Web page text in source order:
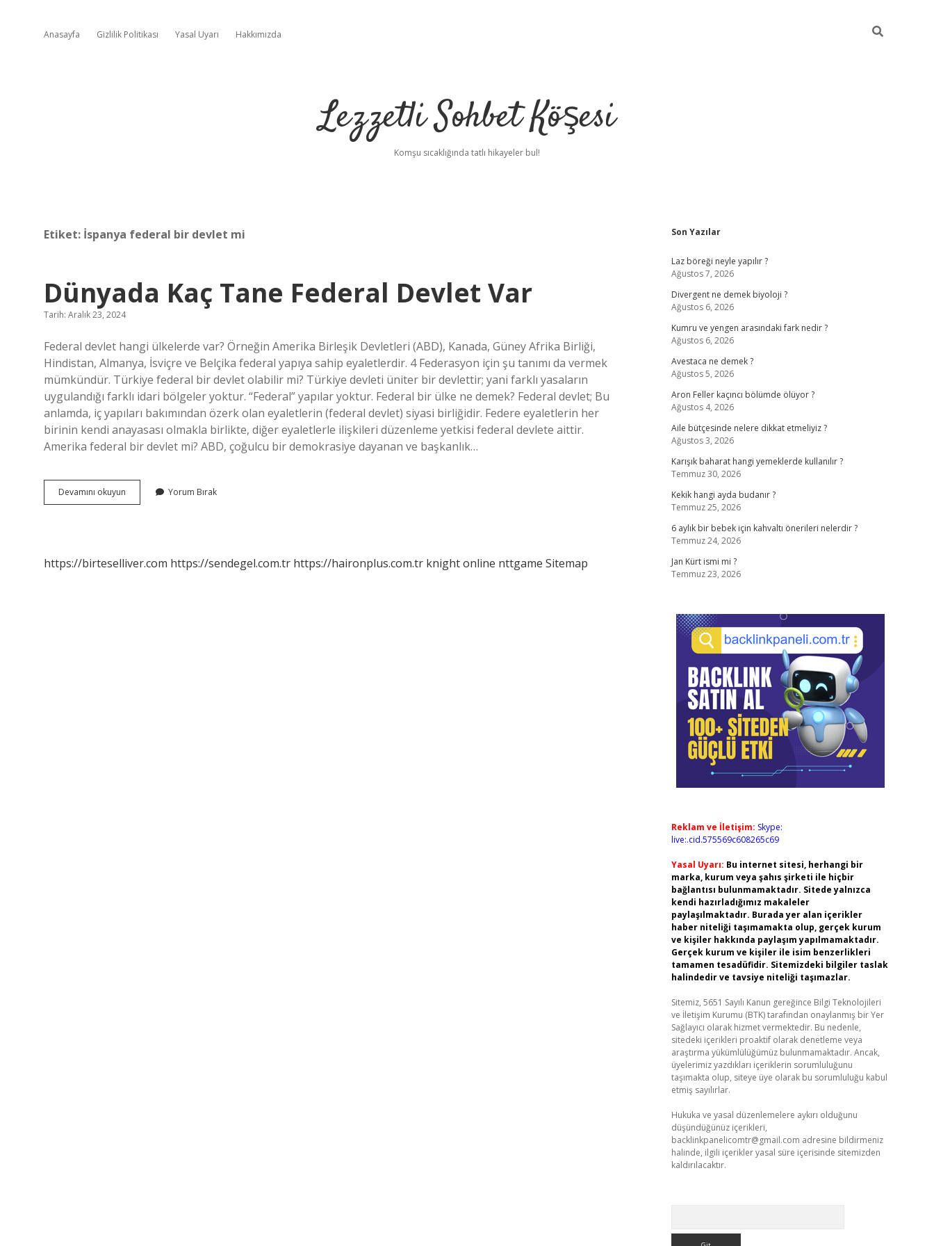
Anasayfa Gizlilik Politikası Yasal Uyarı Hakkımızda
Lezzetli Sohbet Köşesi
Komşu sıcaklığında tatlı hikayeler bul!
Etiket: İspanya federal bir devlet mi
Dünyada Kaç Tane Federal Devlet Var
Tarih: Aralık 23, 2024
Federal devlet hangi ülkelerde var? Örneğin Amerika Birleşik Devletleri (ABD), Kanada, Güney Afrika Birliği,
Hindistan, Almanya, İsviçre ve Belçika federal yapıya sahip eyaletlerdir. 4 Federasyon için şu tanımı da vermek
mümkündür. Türkiye federal bir devlet olabilir mi? Türkiye devleti üniter bir devlettir; yani farklı yasaların
uygulandığı farklı idari bölgeler yoktur. “Federal” yapılar yoktur. Federal bir ülke ne demek? Federal devlet; Bu
anlamda, iç yapıları bakımından özerk olan eyaletlerin (federal devlet) siyasi birliğidir. Federe eyaletlerin her
birinin kendi anayasası olmakla birlikte, diğer eyaletlerle ilişkileri düzenleme yetkisi federal devlete aittir.
Amerika federal bir devlet mi? ABD, çoğulcu bir demokrasiye dayanan ve başkanlık…
Devamını okuyun Dünyada
Kaç
Yorum Bırak
https://birteselliver.com https://sendegel.com.tr https://haironplus.com.tr knight online nttgame Sitemap
Sidebar
Son Yazılar
Laz böreği neyle yapılır ?
Ağustos 7, 2026
Divergent ne demek biyoloji ?
Ağustos 6, 2026
Kumru ve yengen arasındaki fark nedir ?
Ağustos 6, 2026
Avestaca ne demek ?
Ağustos 5, 2026
Aron Feller kaçıncı bölümde ölüyor ?
Ağustos 4, 2026
Aile bütçesinde nelere dikkat etmeliyiz ?
Ağustos 3, 2026
Karışık baharat hangi yemeklerde kullanılır ?
Temmuz 30, 2026
Kekik hangi ayda budanır ?
Temmuz 25, 2026
6 aylık bir bebek için kahvaltı önerileri nelerdir ?
Temmuz 24, 2026
Jan Kürt ismi mi ?
Temmuz 23, 2026
Reklam ve İletişim: Skype:
live:.cid.575569c608265c69
Yasal Uyarı: Bu internet sitesi, herhangi bir
marka, kurum veya şahıs şirketi ile hiçbir
bağlantısı bulunmamaktadır. Sitede yalnızca
kendi hazırladığımız makaleler
paylaşılmaktadır. Burada yer alan içerikler
haber niteliği taşımamakta olup, gerçek kurum
ve kişiler hakkında paylaşım yapılmamaktadır.
Gerçek kurum ve kişiler ile isim benzerlikleri
tamamen tesadüfidir. Sitemizdeki bilgiler taslak
halindedir ve tavsiye niteliği taşımazlar.
Sitemiz, 5651 Sayılı Kanun gereğince Bilgi Teknolojileri
ve İletişim Kurumu (BTK) tarafından onaylanmış bir Yer
Sağlayıcı olarak hizmet vermektedir. Bu nedenle,
sitedeki içerikleri proaktif olarak denetleme veya
araştırma yükümlülüğümüz bulunmamaktadır. Ancak,
üyelerimiz yazdıkları içeriklerin sorumluluğunu
taşımakta olup, siteye üye olarak bu sorumluluğu kabul
etmiş sayılırlar.
Hukuka ve yasal düzenlemelere aykırı olduğunu
düşündüğünüz içerikleri,
backlinkpanelicomtr@gmail.com adresine bildirmeniz
halinde, ilgili içerikler yasal süre içerisinde sitemizden
kaldırılacaktır.